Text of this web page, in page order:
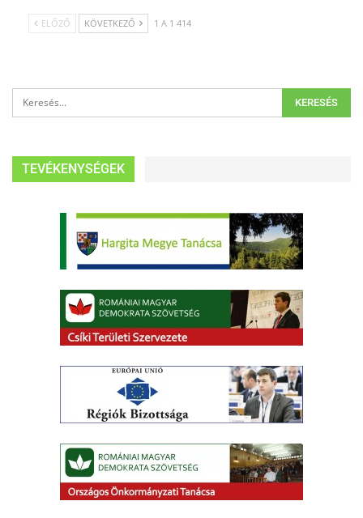
ELŐZŐ KÖVETKEZŐ 1 A 1 414
TEVÉKENYSÉGEK